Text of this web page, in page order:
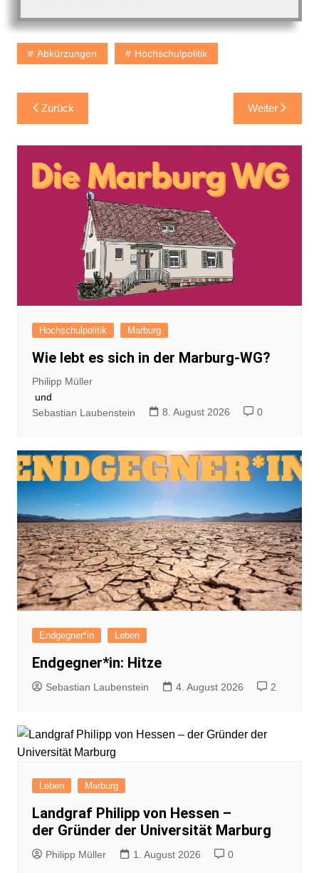
Abkürzungen Hochschulpolitik
Beitragsnavigation
Zurück Weiter
Hochschulpolitik Marburg
Wie lebt es sich in der Marburg-WG?
Philipp Müller
und
Sebastian Laubenstein
8. August 2026 0
Endgegner*in Leben
Endgegner*in: Hitze
Sebastian Laubenstein 4. August 2026 2
Leben Marburg
Landgraf Philipp von Hessen –
der Gründer der Universität Marburg
Philipp Müller 1. August 2026 0